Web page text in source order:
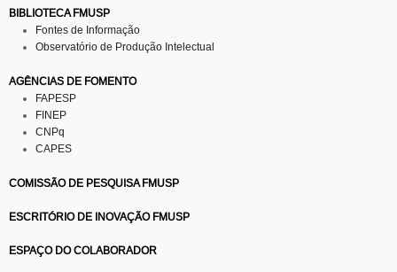
BIBLIOTECA FMUSP
Fontes de Informação
Observatório de Produção Intelectual
AGÊNCIAS DE FOMENTO
FAPESP
FINEP
CNPq
CAPES
COMISSÃO DE PESQUISA FMUSP
ESCRITÓRIO DE INOVAÇÃO FMUSP
ESPAÇO DO COLABORADOR